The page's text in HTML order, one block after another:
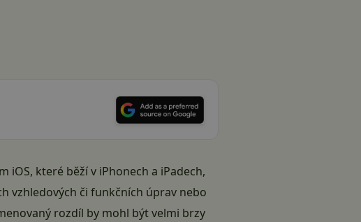
které běží v iPhonech a iPadech,
vzhledových či funkčních úprav nebo
rozdíl by mohl být velmi brzy